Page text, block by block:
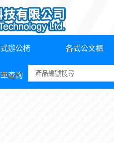
辦公椅 各式公文櫃
查詢